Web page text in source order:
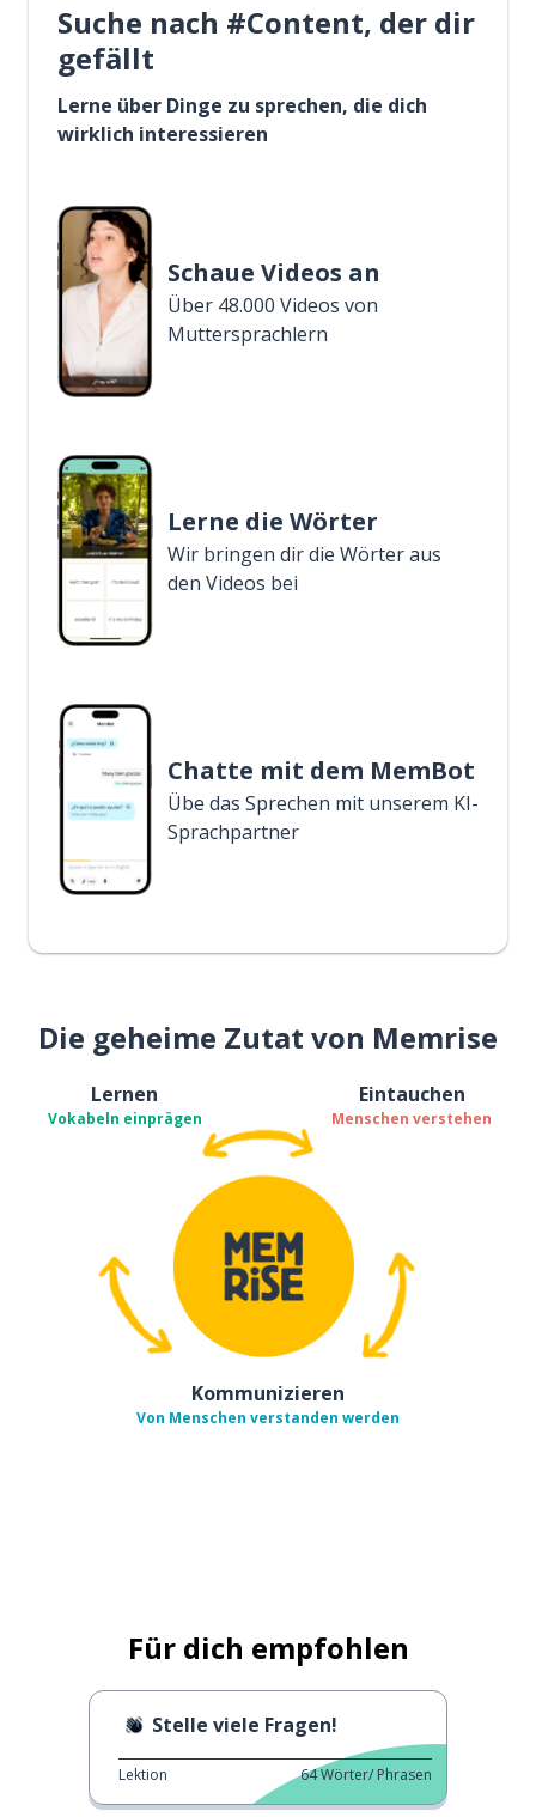
Suche nach #Content, der dir
gefällt
Lerne über Dinge zu sprechen, die dich
wirklich interessieren
Schaue Videos an
Über 48.000 Videos von
Muttersprachlern
Lerne die Wörter
Wir bringen dir die Wörter aus
den Videos bei
Chatte mit dem MemBot
Übe das Sprechen mit unserem KI-
Sprachpartner
Die geheime Zutat von Memrise
Lernen
Vokabeln einprägen
Eintauchen
Menschen verstehen
Kommunizieren
Von Menschen verstanden werden
Für dich empfohlen
Stelle viele Fragen!
Lektion 64Wörter/ Phrasen